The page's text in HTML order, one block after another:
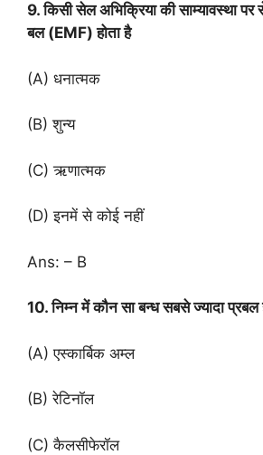
9. किसी सेल अभिक्रिया की साम्यावस्था पर
बल (EMF) होता है
(A) धनात्मक
(B) शुन्य
(C) ऋणात्मक
(D) इनमें से कोई नहीं
Ans: – B
10. निम्न में कौन सा बन्ध सबसे ज्यादा प्रबल
(A) एस्कार्बिक अम्ल
(B) रेटिनॉल
(C) कैलसीफेरॉल